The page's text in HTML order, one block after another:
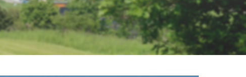
Von der
historischen
Burgruine bis zur
Dorfentwicklung.
Transparenz und
Einsatz für unser
Dorf und unsere
Bürger.